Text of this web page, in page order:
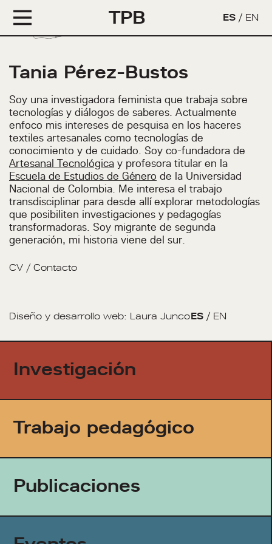
TPB ES / EN
Investigación
Trabajo pedagógico
Publicaciones
Tania Pérez-Bustos
Soy una investigadora feminista que trabaja sobre
tecnologías y diálogos de saberes. Actualmente
enfoco mis intereses de pesquisa en los haceres
textiles artesanales como tecnologías de
conocimiento y de cuidado. Soy co-fundadora de
Artesanal Tecnológica y profesora titular en la
Escuela de Estudios de Género de la Universidad
Nacional de Colombia. Me interesa el trabajo
transdisciplinar para desde allí explorar metodologías
que posibiliten investigaciones y pedagogías
transformadoras. Soy migrante de segunda
generación, mi historia viene del sur.
CV / Contacto
Diseño y desarrollo web: Laura JuncoES / EN